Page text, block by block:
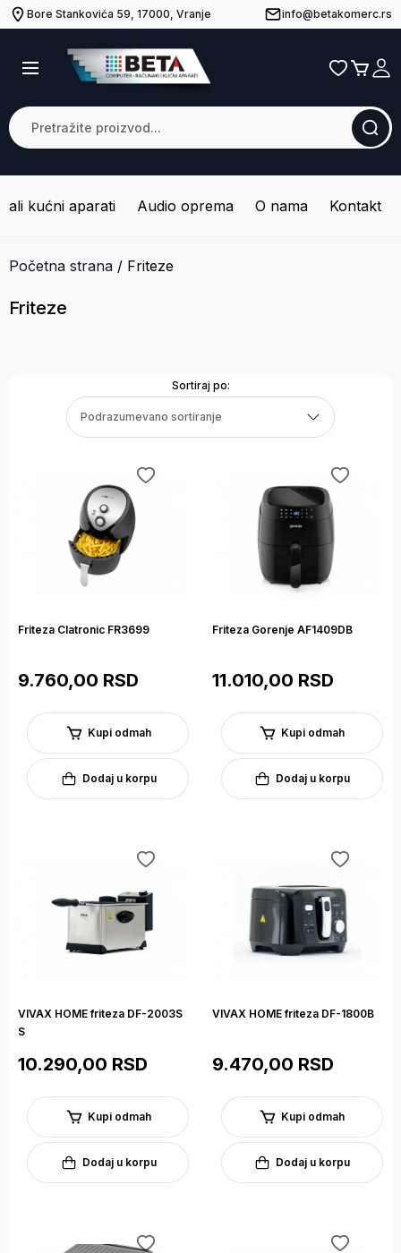
Bore Stankovića 59, 17000, Vranje info@betakomerc.rs
kućni aparati Audio oprema O nama Kontakt
Početna strana / Friteze
Friteze
Sortiraj po:
Podrazumevano sortiranje
Friteza Clatronic FR3699
9.760,00 RSD
Kupi odmah
Dodaj u korpu
Friteza Gorenje AF1409DB
11.010,00 RSD
Kupi odmah
Dodaj u korpu
VIVAX HOME friteza DF-2003S
S
10.290,00 RSD
Kupi odmah
Dodaj u korpu
VIVAX HOME friteza DF-1800B
9.470,00 RSD
Kupi odmah
Dodaj u korpu